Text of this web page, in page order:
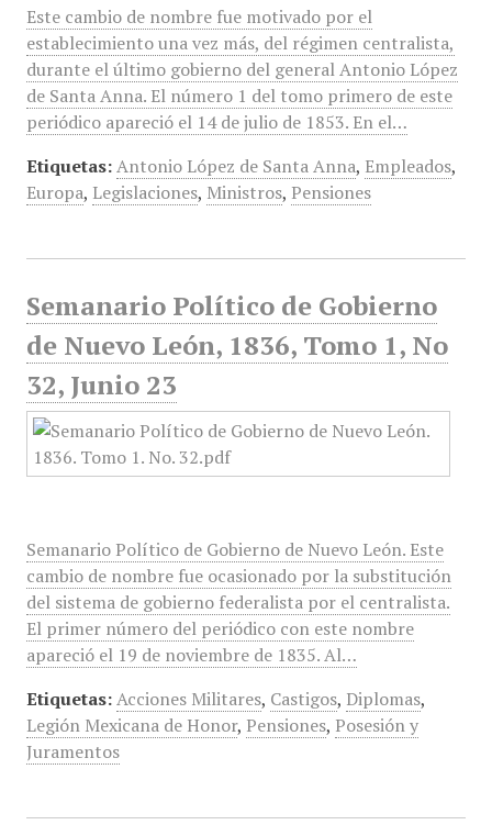
Este cambio de nombre fue motivado por el
establecimiento una vez más, del régimen centralista,
durante el último gobierno del general Antonio López
de Santa Anna. El número 1 del tomo primero de este
periódico apareció el 14 de julio de 1853. En el…
Etiquetas: Antonio López de Santa Anna, Empleados,
Europa, Legislaciones, Ministros, Pensiones
Semanario Político de Gobierno
de Nuevo León, 1836, Tomo 1, No
32, Junio 23
Semanario Político de Gobierno de Nuevo León. Este
cambio de nombre fue ocasionado por la substitución
del sistema de gobierno federalista por el centralista.
El primer número del periódico con este nombre
apareció el 19 de noviembre de 1835. Al…
Etiquetas: Acciones Militares, Castigos, Diplomas,
Legión Mexicana de Honor, Pensiones, Posesión y
Juramentos